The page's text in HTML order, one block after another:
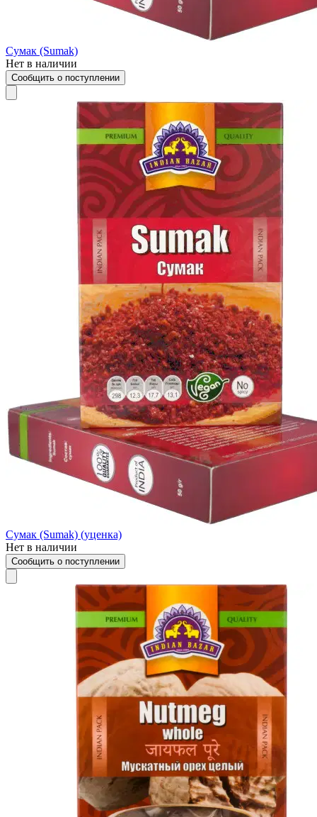
Сумак (Sumak)
Нет в наличии
Сообщить о поступлении
Сумак (Sumak) (уценка)
Нет в наличии
Сообщить о поступлении